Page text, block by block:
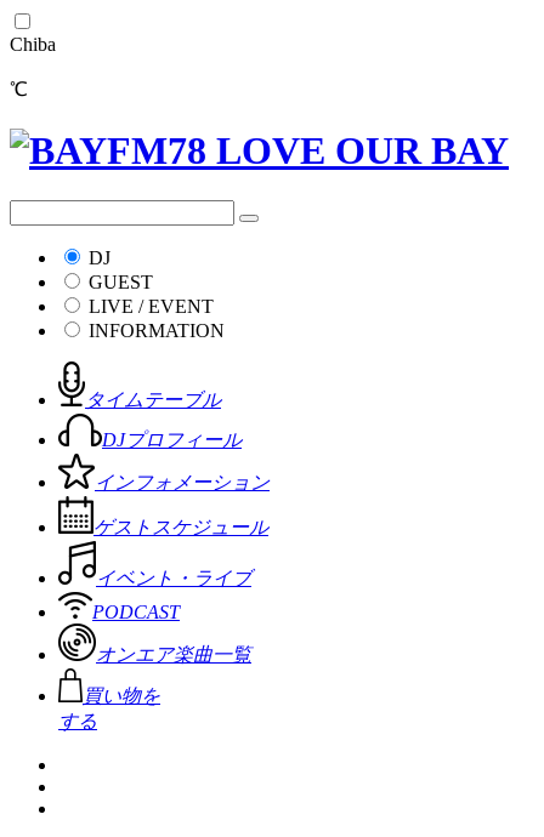
Chiba
℃
DJ
GUEST
LIVE / EVENT
INFORMATION
タイムテーブル
DJプロフィール
インフォメーション
ゲストスケジュール
イベント・ライブ
PODCAST
オンエア楽曲一覧
買い物を
する